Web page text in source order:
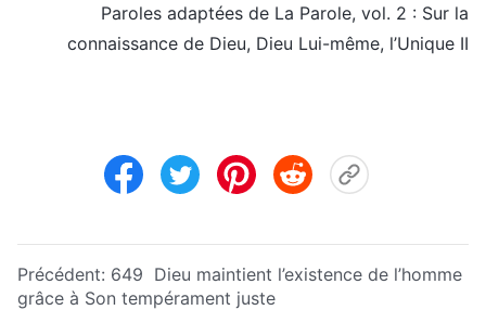
Paroles adaptées de La Parole, vol. 2 : Sur la
connaissance de Dieu, Dieu Lui-même, l’Unique II
Précédent: 649 Dieu maintient l’existence de l’homme
grâce à Son tempérament juste